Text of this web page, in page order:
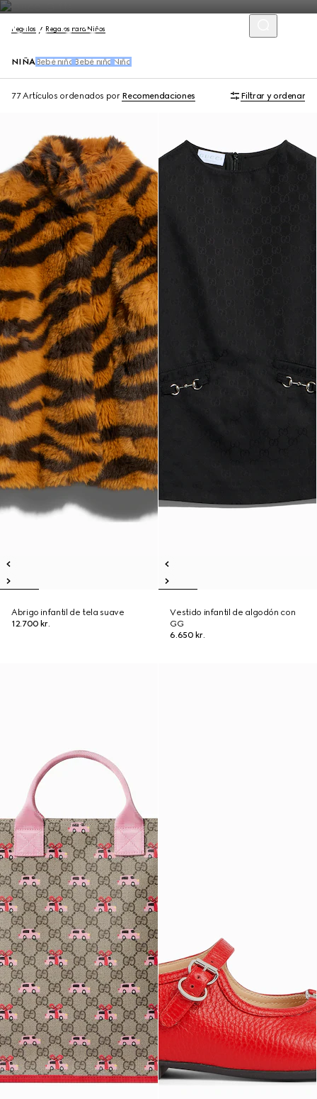
Regalos Regalos para Niños
NIÑABebé niño Bebé niña Niño
77 Artículos ordenados por Recomendaciones Filtrar y ordenar
Abrigo infantil de tela suave
12.700 kr.
Vestido infantil de algodón con
GG
6.650 kr.